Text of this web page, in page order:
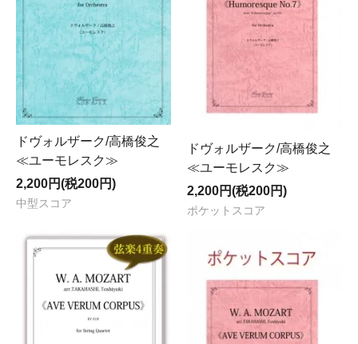
ドヴォルザーク/高橋俊之
≪ユーモレスク≫
2,200円(税200円)
中型スコア
ドヴォルザーク/高橋俊之
≪ユーモレスク≫
2,200円(税200円)
ポケットスコア